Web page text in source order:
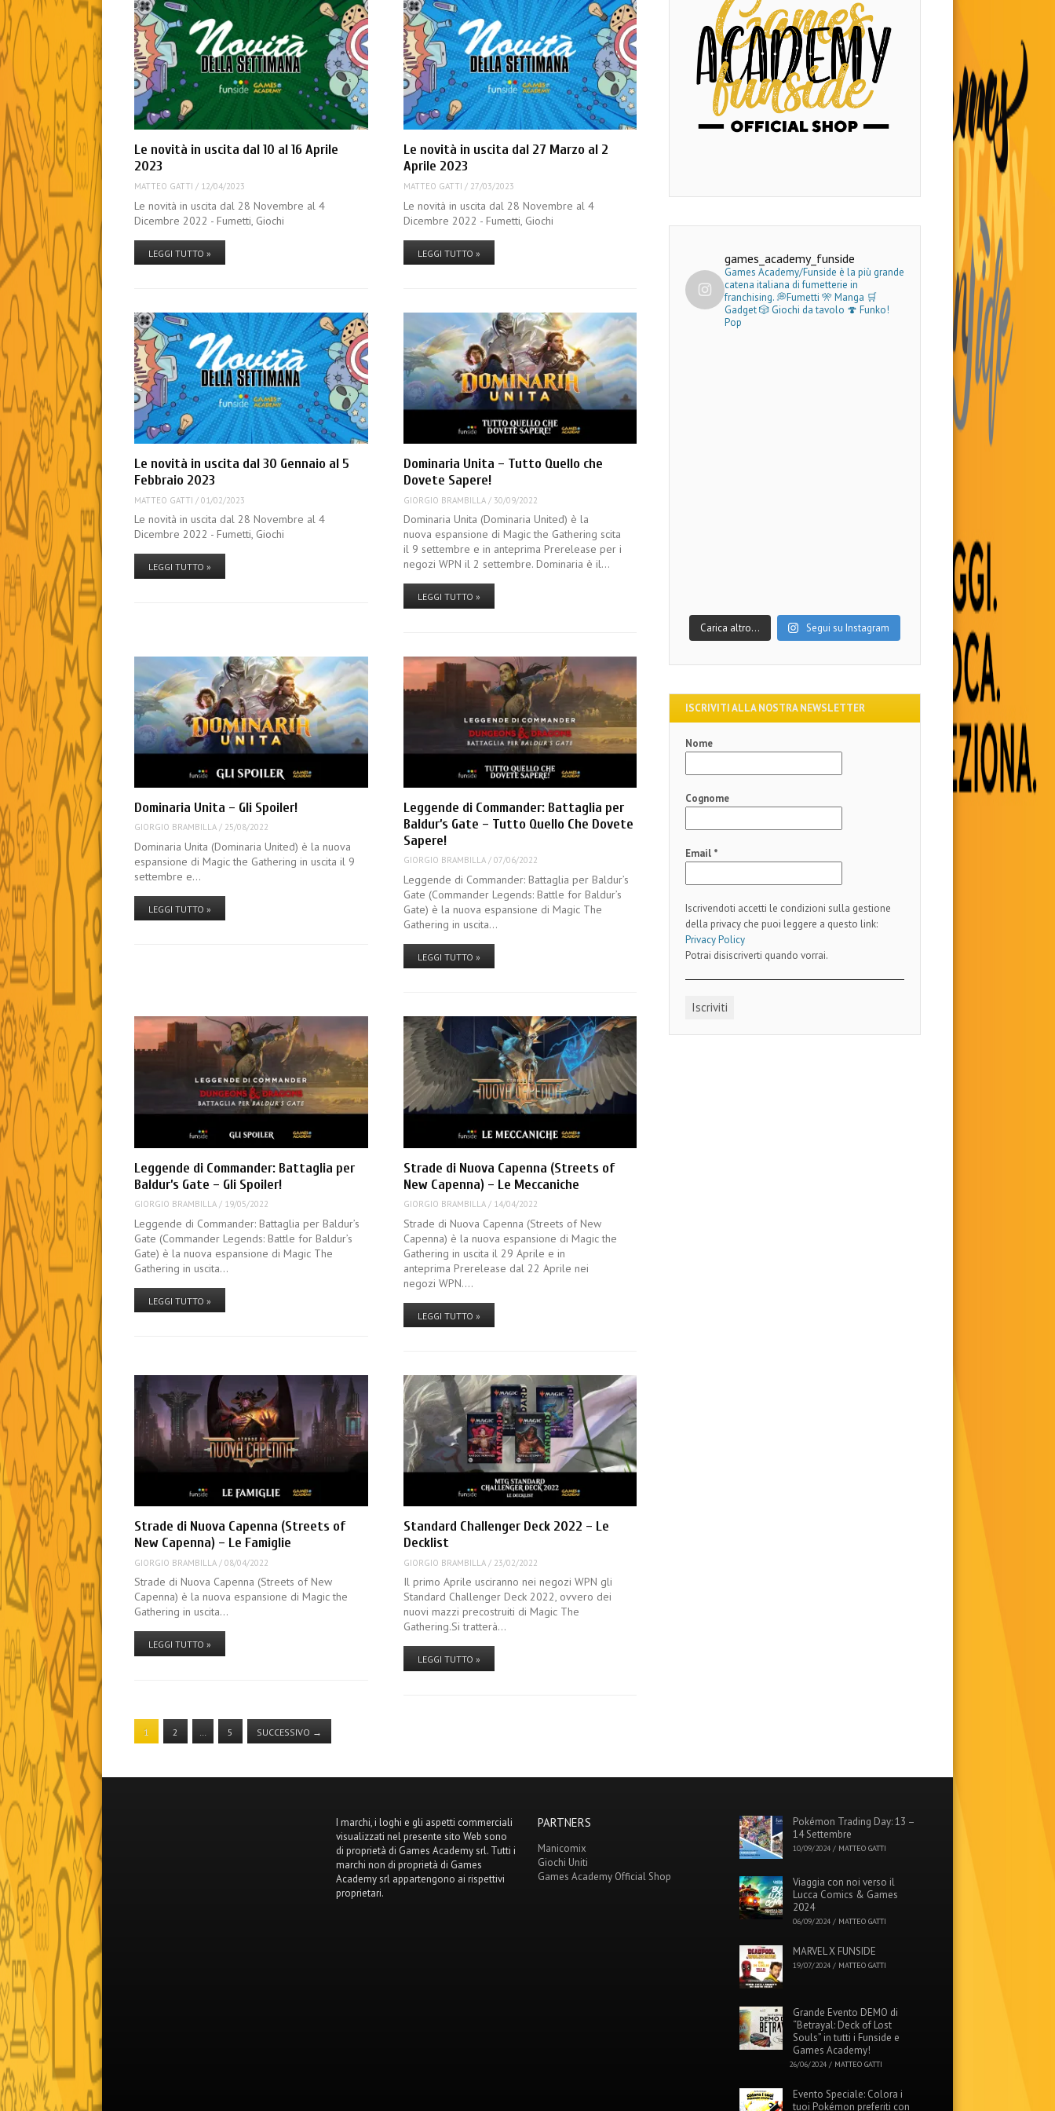
Le novità in uscita dal 10 al 16 Aprile
2023
MATTEO GATTI / 12/04/2023
Le novità in uscita dal 28 Novembre al 4
Dicembre 2022 - Fumetti, Giochi
LEGGI TUTTO »
Le novità in uscita dal 27 Marzo al 2
Aprile 2023
MATTEO GATTI / 27/03/2023
Le novità in uscita dal 28 Novembre al 4
Dicembre 2022 - Fumetti, Giochi
LEGGI TUTTO »
Le novità in uscita dal 30 Gennaio al 5
Febbraio 2023
MATTEO GATTI /01/02/2023
Le novità in uscita dal 28 Novembre al 4
Dicembre 2022 - Fumetti, Giochi
LEGGI TUTTO »
Dominaria Unita – Tutto Quello che
Dovete Sapere!
GIORGIO BRAMBILLA/ 30/09/2022
Dominaria Unita (Dominaria United) è la
nuova espansione di Magic the Gathering scita
il 9 settembre e in anteprima Prerelease per i
negozi WPN il 2 settembre. Dominaria è il…
LEGGI TUTTO »
Dominaria Unita – Gli Spoiler!
GIORGIO BRAMBILLA / 25/08/2022
Dominaria Unita (Dominaria United) è la nuova
espansione di Magic the Gathering in uscita il 9
settembre e…
LEGGI TUTTO »
Leggende di Commander: Battaglia per
Baldur’s Gate – Tutto Quello Che Dovete
Sapere!
GIORGIO BRAMBILLA/ 07/06/2022
Leggende di Commander: Battaglia per Baldur’s
Gate (Commander Legends: Battle for Baldur’s
Gate) è la nuova espansione di Magic The
Gathering in uscita…
LEGGI TUTTO »
Leggende di Commander: Battaglia per
Baldur’s Gate – Gli Spoiler!
GIORGIO BRAMBILLA / 19/05/2022
Leggende di Commander: Battaglia per Baldur’s
Gate (Commander Legends: Battle for Baldur’s
Gate) è la nuova espansione di Magic The
Gathering in uscita…
LEGGI TUTTO »
Strade di Nuova Capenna (Streets of
New Capenna) – Le Meccaniche
GIORGIO BRAMBILLA/ 14/04/2022
Strade di Nuova Capenna (Streets of New
Capenna) è la nuova espansione di Magic the
Gathering in uscita il 29 Aprile e in
anteprima Prerelease dal 22 Aprile nei
negozi WPN.…
LEGGI TUTTO »
Strade di Nuova Capenna (Streets of
New Capenna) – Le Famiglie
GIORGIO BRAMBILLA /08/04/2022
Strade di Nuova Capenna (Streets of New
Capenna) è la nuova espansione di Magic the
Gathering in uscita…
LEGGI TUTTO »
Standard Challenger Deck 2022 – Le
Decklist
GIORGIO BRAMBILLA/ 23/02/2022
Il primo Aprile usciranno nei negozi WPN gli
Standard Challenger Deck 2022, ovvero dei
nuovi mazzi precostruiti di Magic The
Gathering.Si tratterà…
LEGGI TUTTO »
1 2 5 SUCCESSIVO →
games_academy_funside
Games Academy/Funside è la più grande
catena italiana di fumetterie in
franchising.💭Fumetti 🎌 Manga 🛒
Gadget🎲 Giochi da tavolo 🍄 Funko!
Pop
Carica altro… Segui su Instagram
ISCRIVITI ALLA NOSTRA NEWSLETTER
Nome
Cognome
Email *
Iscrivendoti accetti le condizioni sulla gestione
della privacy che puoi leggere a questo link:
Privacy Policy
Potrai disiscriverti quando vorrai.
I marchi, i loghi e gli aspetti commerciali
visualizzati nel presente sito Web sono
di proprietà di Games Academy srl. Tutti i
marchi non di proprietà di Games
Academy srl appartengono ai rispettivi
proprietari.
PARTNERS
Manicomix
Giochi Uniti
Games Academy Official Shop
Pokémon Trading Day: 13 –
14 Settembre
10/09/2024/ MATTEO GATTI
Viaggia con noi verso il
Lucca Comics & Games
2024
06/09/2024/ MATTEO GATTI
MARVEL X FUNSIDE
19/07/2024/ MATTEO GATTI
Grande Evento DEMO di
“Betrayal: Deck of Lost
Souls” in tutti i Funside e
Games Academy!
26/06/2024/ MATTEO GATTI
Evento Speciale: Colora i
tuoi Pokémon preferiti con